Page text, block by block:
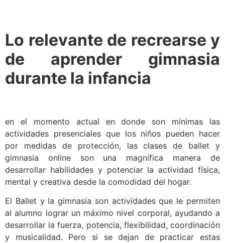
Lo relevante de recrearse y
de aprender gimnasia
durante la infancia
en el momento actual en donde son mínimas las
actividades presenciales que los niños pueden hacer
por medidas de protección, las clases de ballet y
gimnasia online son una magnífica manera de
desarrollar habilidades y potenciar la actividad física,
mental y creativa desde la comodidad del hogar.
El Ballet y la gimnasia son actividades que le permiten
al alumno lograr un máximo nivel corporal, ayudando a
desarrollar la fuerza, potencia, flexibilidad, coordinación
y musicalidad. Pero si se dejan de practicar estas